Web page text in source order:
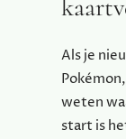
Als je
weten
start is